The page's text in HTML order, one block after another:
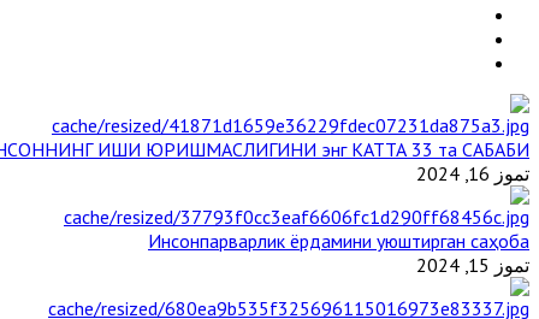
ИШИ ЮРИШМАСЛИГИНИ энг КАТТА 33 та САБАБИ
تموز 16, 2024
Инсонпарварлик ёрдамини уюштирган саҳоба
تموز 15, 2024